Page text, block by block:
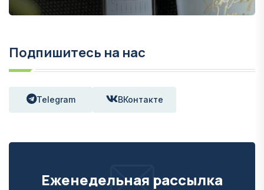
Подпишитесь на нас
Telegram ВКонтакте
Еженедельная рассылка